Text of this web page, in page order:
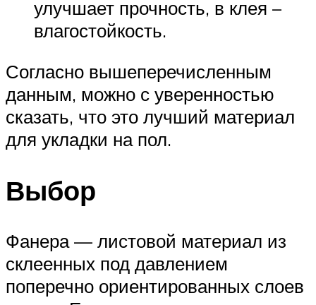
улучшает прочность, в клея –
влагостойкость.
Согласно вышеперечисленным
данным, можно с уверенностью
сказать, что это лучший материал
для укладки на пол.
Выбор
Фанера — листовой материал из
склеенных под давлением
поперечно ориентированных слоев